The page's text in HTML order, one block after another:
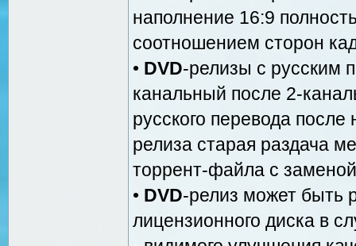
наполнение 16:9
соотношением сторон
• DVD-релизы с русским
канальный после 2-
русского перевода после
релиза старая раздача
торрент-файла с
• DVD-релиз может быть
лицензионного диска в